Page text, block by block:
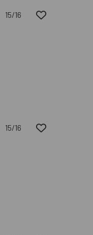
15/16
15/16